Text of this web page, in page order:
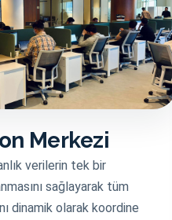
Merkezi
verilerin tek bir
sağlayarak tüm
dinamik olarak koordine